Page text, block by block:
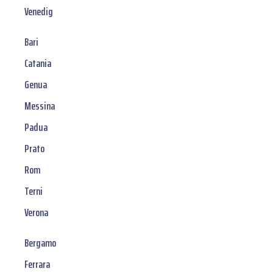
Venedig
Bari
Catania
Genua
Messina
Padua
Prato
Rom
Terni
Verona
Bergamo
Ferrara